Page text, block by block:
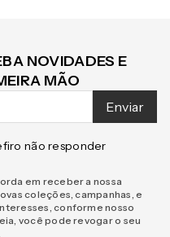
NOVIDADES E
MÃO
Enviar
não responder
em receber a nossa
coleções, campanhas, e
conforme nosso
você pode revogar o seu